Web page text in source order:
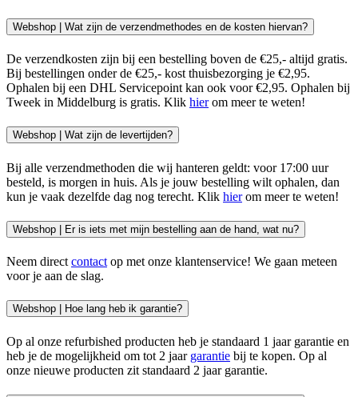
Webshop | Wat zijn de verzendmethodes en de kosten hiervan?
De verzendkosten zijn bij een bestelling boven de €25,- altijd gratis.
Bij bestellingen onder de €25,- kost thuisbezorging je €2,95.
Ophalen bij een DHL Servicepoint kan ook voor €2,95. Ophalen bij
Tweek in Middelburg is gratis. Klik hierom meer te weten!
Webshop | Wat zijn de levertijden?
Bij alle verzendmethoden die wij hanteren geldt: voor 17:00 uur
besteld, is morgen in huis. Als je jouw bestelling wilt ophalen, dan
kun je vaak dezelfde dag nog terecht. Klik hierom meer te weten!
Webshop | Er is iets met mijn bestelling aan de hand, wat nu?
Neem direct contact op met onze klantenservice! We gaan meteen
voor je aan de slag.
Webshop | Hoe lang heb ik garantie?
Op al onze refurbished producten heb je standaard 1 jaar garantie en
heb je de mogelijkheid om tot 2 jaar garantie bij te kopen. Op al
onze nieuwe producten zit standaard 2 jaar garantie.